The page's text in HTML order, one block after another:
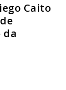
Caito
da